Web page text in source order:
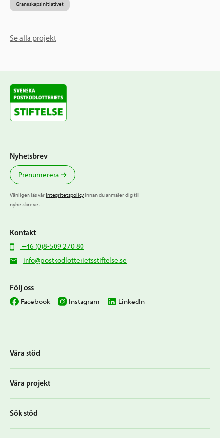
Grannskapsinitiativet
Se alla projekt
Våra stöd
Våra projekt
Sök stöd
Nyhetsbrev
Prenumerera
Vänligen läs vårIntegritetspolicyinnan du anmäler dig till
nyhetsbrevet.
Kontakt
+46 (0)8-509 270 80
info@postkodlotterietsstiftelse.se
Följ oss
Facebook Instagram LinkedIn